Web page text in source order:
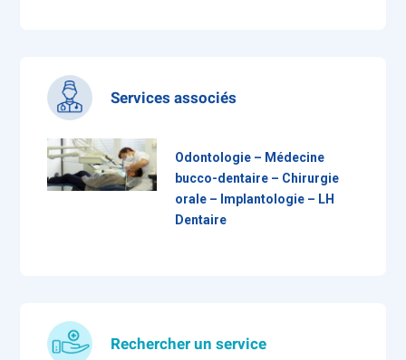
Services associés
Odontologie – Médecine
bucco-dentaire – Chirurgie
orale – Implantologie – LH
Dentaire
Rechercher un service